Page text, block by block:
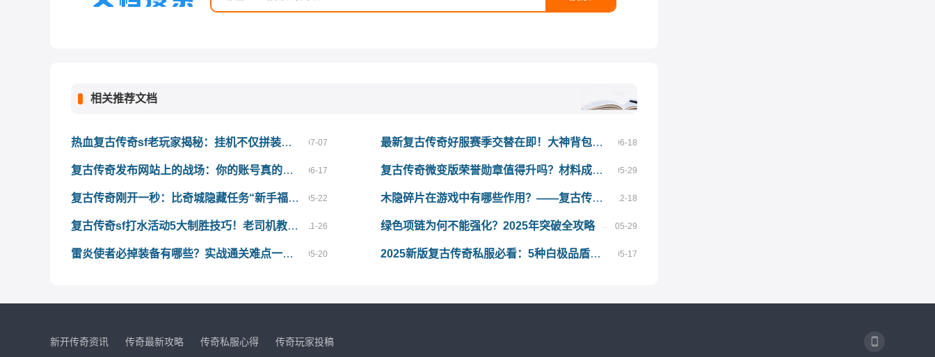
相关推荐文档
热血复古传奇sf老玩家揭秘：挂机不仅拼装备，更要懂这3条防封红线 07-07 最新复古传奇好服赛季交替在即！大神背包里从不丢弃的5样底牌道具 06-18
复古传奇发布网站上的战场：你的账号真的经得起考验吗？ 06-17 复古传奇微变版荣誉勋章值得升吗？材料成本与回报全面分析 05-29
复古传奇刚开一秒：比奇城隐藏任务“新手福利”领金币教程 05-22 木隐碎片在游戏中有哪些作用？——复古传奇发布网玩家必看攻略 12-18
复古传奇sf打水活动5大制胜技巧！老司机教你轻松搬空奖励池 11-26 绿色项链为何不能强化？2025年突破全攻略 05-29
雷炎使者必掉装备有哪些？实战通关难点一网打尽！ 05-20 2025新版复古传奇私服必看：5种白极品盾牌全攻略 05-17
新开传奇资讯 传奇最新攻略 传奇私服心得 传奇玩家投稿